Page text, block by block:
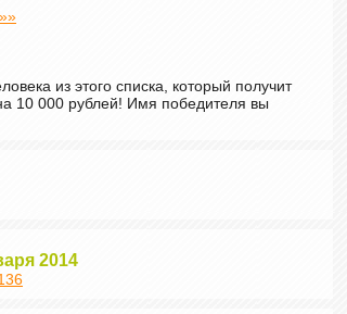
из этого списка, который получит
10 000 рублей! Имя победителя вы
2014